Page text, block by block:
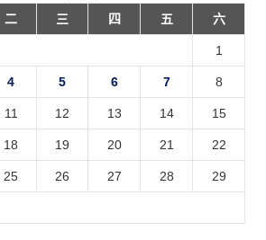
二 三 四 五 六
1
4 5 6 7 8
11 12 13 14 15
18 19 20 21 22
25 26 27 28 29